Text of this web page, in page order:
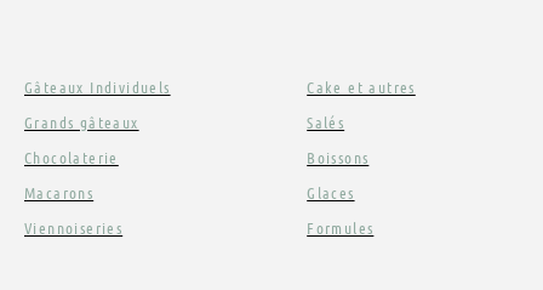
Gâteaux Individuels
Grands gâteaux
Chocolaterie
Macarons
Viennoiseries
Cake et autres
Salés
Boissons
Glaces
Formules